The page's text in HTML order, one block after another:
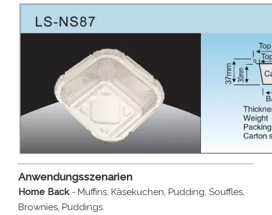
Anwendungsszenarien
Home Back - Muffins, Käsekuchen, Pudding, Soufflés,
Brownies, Puddings.